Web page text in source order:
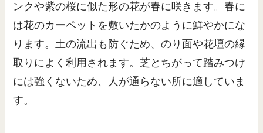
ンクや紫の桜に似た形の花が春に咲きます。春に
は花のカーペットを敷いたかのように鮮やかにな
ります。土の流出も防ぐため、のり面や花壇の縁
取りによく利用されます。芝とちがって踏みつけ
には強くないため、人が通らない所に適していま
す。